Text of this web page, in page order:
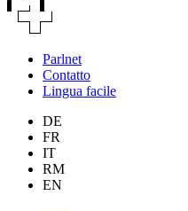
Parlnet
Contatto
Lingua facile
DE
FR
IT
RM
EN